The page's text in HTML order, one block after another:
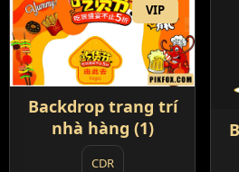
VIP
Backdrop trang trí
nhà hàng (1)
CDR